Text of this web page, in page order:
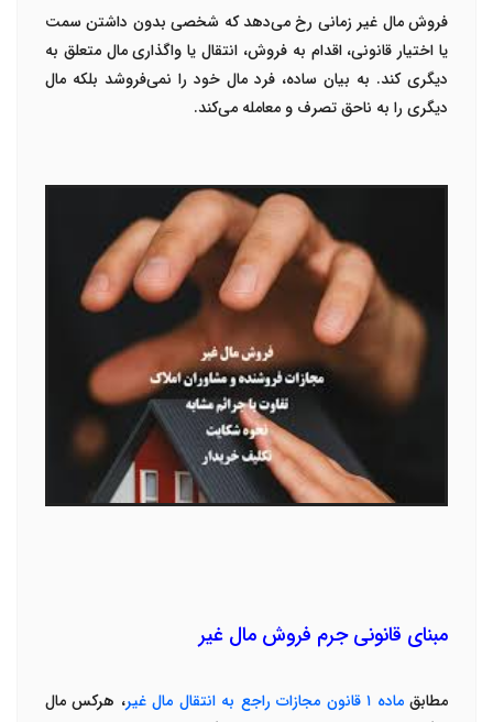
فروش مال غیر زمانی رخ می‌دهد که شخصی بدون داشتن سمت
یا اختیار قانونی، اقدام به فروش، انتقال یا واگذاری مال متعلق به
دیگری کند. به بیان ساده، فرد مال خود را نمی‌فروشد بلکه مال
دیگری را به ناحق تصرف و معامله می‌کند.
مبنای قانونی جرم فروش مال غیر
مطابقماده ۱قانون مجازات راجع به انتقال مال غیر، هرکس مال